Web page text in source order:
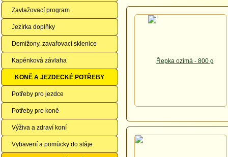
Zavlažovací program
Jezírka doplňky
Demižony, zavařovací sklenice
Kapénková závlaha
KONĚ A JEZDECKÉ POTŘEBY
Potřeby pro jezdce
Potřeby pro koně
Výživa a zdraví koní
Vybavení a pomůcky do stáje